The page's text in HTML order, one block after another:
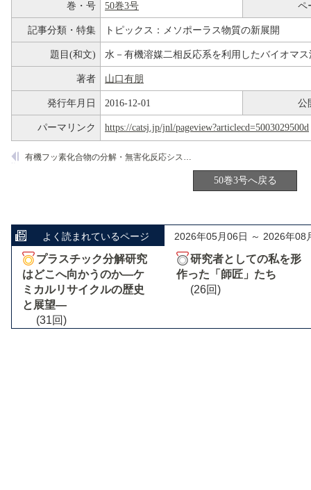
巻・号 50巻3号 ペ
記事分類・特集 トピックス：メソポーラス物質の新展開
題目(和文) 水－有機溶媒二相反応系を利用したバイオマ
著者 山口有朋
発行年月日 2016-12-01 公
パーマリンク https://catsj.jp/jnl/pageview?articlecd=5003029500d
有機フッ素化合物の分解・無害化反応システムの開発
50巻3号へ戻る
よく読まれているページ 2026年05月06日 ～ 2026年08
プラスチック分解研究
はどこへ向かうのか―ケ
ミカルリサイクルの歴史
と展望―
(31回)
研究者としての私を形
作った「師匠」たち
(26回)